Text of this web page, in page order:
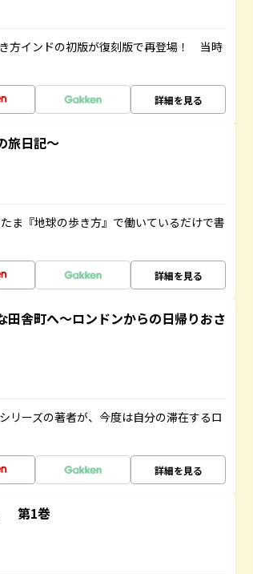
方インドの初版が復刻版で再登場！ 当時
詳細を見る
旅日記～
ま『地球の歩き方』で働いているだけで書
詳細を見る
舎町へ～ロンドンからの日帰りおさ
リーズの著者が、今度は自分の滞在するロ
詳細を見る
第1巻